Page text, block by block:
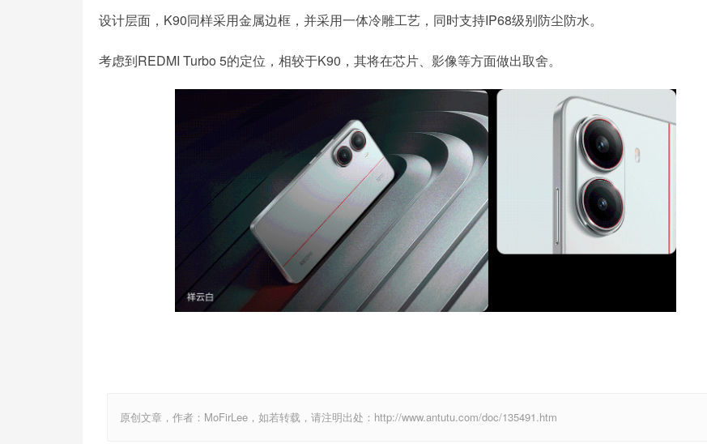
设计层面，K90同样采用金属边框，并采用一体冷雕工艺，同时支持IP68级别防尘防水。
考虑到REDMI Turbo 5的定位，相较于K90，其将在芯片、影像等方面做出取舍。
原创文章，作者：MoFirLee，如若转载，请注明出处：http://www.antutu.com/doc/135491.htm